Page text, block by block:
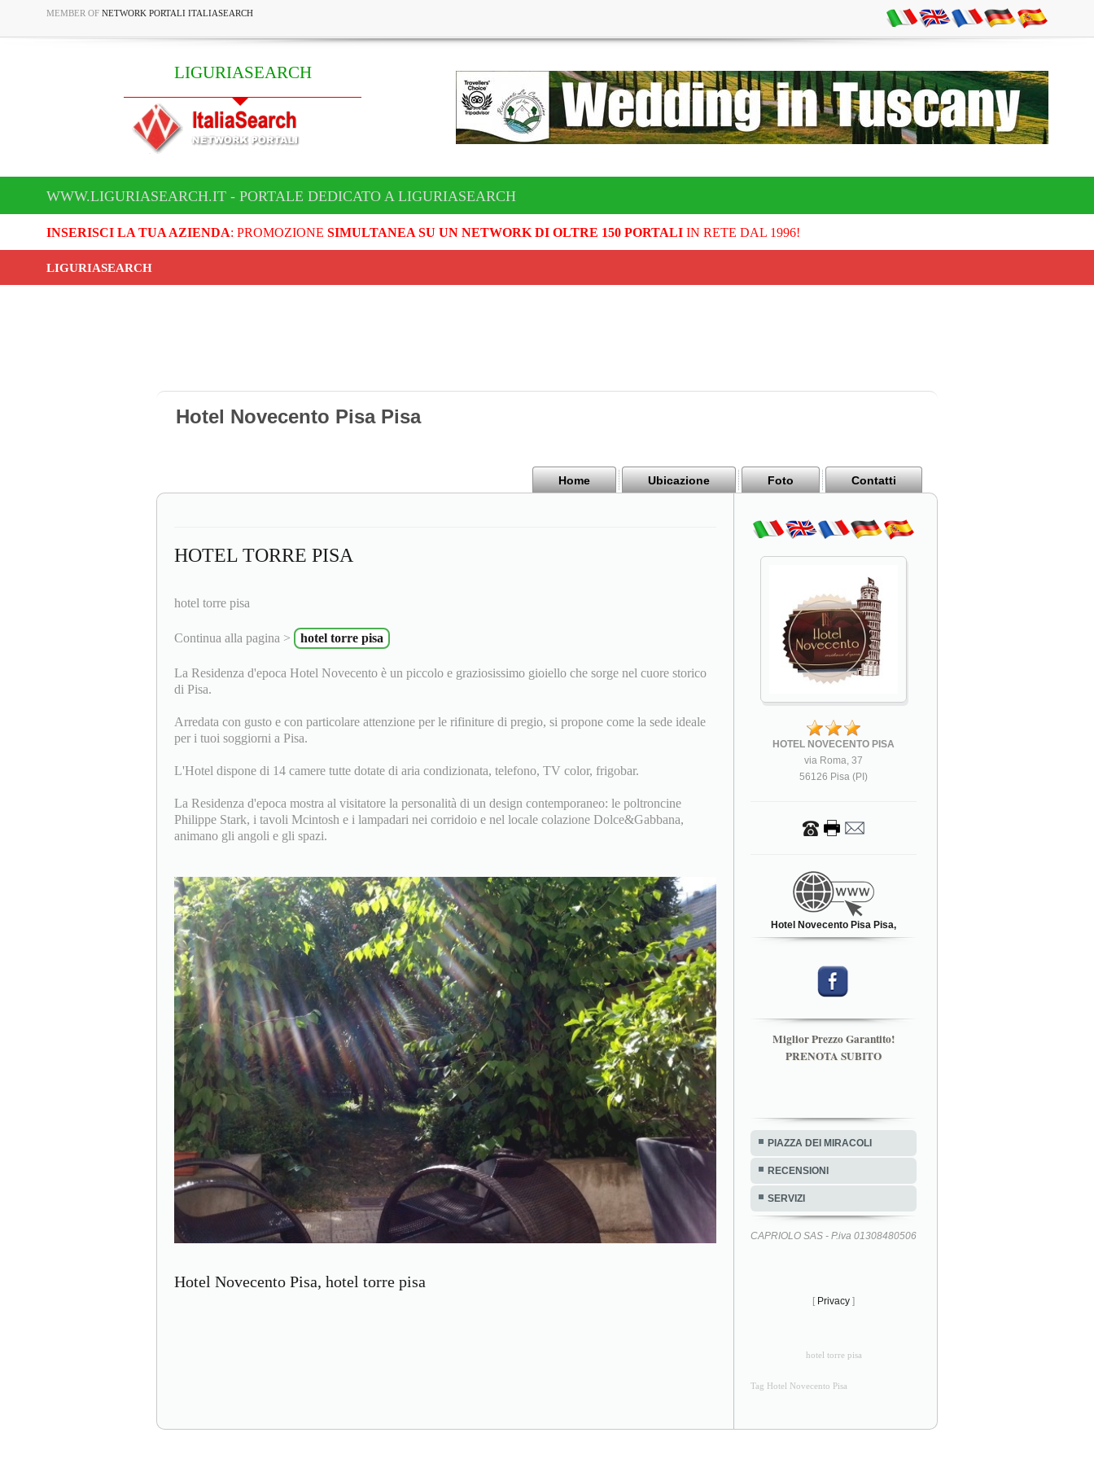
MEMBER OF NETWORK PORTALI ITALIASEARCH
LIGURIASEARCH
WWW.LIGURIASEARCH.IT - PORTALE DEDICATO A LIGURIASEARCH
INSERISCI LA TUA AZIENDA: PROMOZIONE SIMULTANEA SU UN NETWORK DI OLTRE 150 PORTALIIN RETE DAL 1996!
LIGURIASEARCH
Hotel Novecento Pisa Pisa
Home Ubicazione Foto Contatti
HOTEL TORRE PISA
hotel torre pisa
Continua alla pagina > hotel torre pisa
La Residenza d'epoca Hotel Novecento è un piccolo e graziosissimo gioiello che sorge nel cuore storico
di Pisa.
Arredata con gusto e con particolare attenzione per le rifiniture di pregio, si propone come la sede ideale
per i tuoi soggiorni a Pisa.
L'Hotel dispone di 14 camere tutte dotate di aria condizionata, telefono, TV color, frigobar.
La Residenza d'epoca mostra al visitatore la personalità di un design contemporaneo: le poltroncine
Philippe Stark, i tavoli Mcintosh e i lampadari nei corridoio e nel locale colazione Dolce&Gabbana,
animano gli angoli e gli spazi.
Hotel Novecento Pisa, hotel torre pisa
HOTEL NOVECENTO PISA
via Roma, 37
56126 Pisa (PI)
Hotel Novecento Pisa Pisa,
Miglior Prezzo Garantito!
PRENOTA SUBITO
PIAZZA DEI MIRACOLI
RECENSIONI
SERVIZI
CAPRIOLO SAS - P.iva 01308480506
[ Privacy ]
hotel torre pisa
Tag Hotel Novecento Pisa